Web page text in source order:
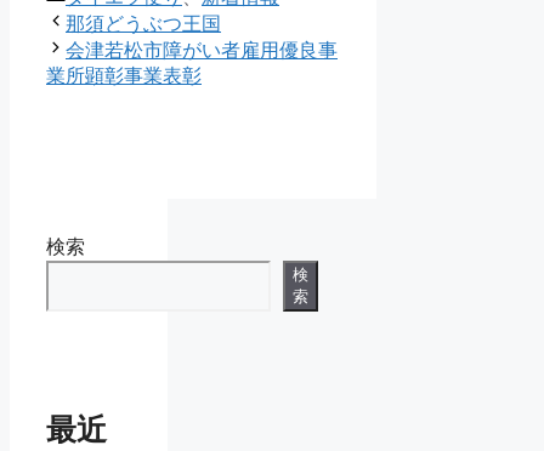
テ
ゴ
リ
那須どうぶつ王国
会津若松市障がい者雇用優良事
業所顕彰事業表彰
検索
検
索
最近